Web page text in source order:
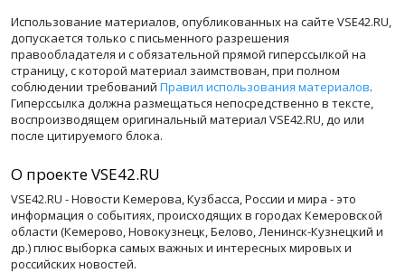
Использование материалов, опубликованных на сайте VSE42.RU,
допускается только с письменного разрешения
правообладателя и с обязательной прямой гиперссылкой на
страницу, с которой материал заимствован, при полном
соблюдении требований Правил использования материалов.
Гиперссылка должна размещаться непосредственно в тексте,
воспроизводящем оригинальный материал VSE42.RU, до или
после цитируемого блока.
О проекте VSE42.RU
VSE42.RU - Новости Кемерова, Кузбасса, России и мира - это
информация о событиях, происходящих в городах Кемеровской
области (Кемерово, Новокузнецк, Белово, Ленинск-Кузнецкий и
др.) плюс выборка самых важных и интересных мировых и
российских новостей.